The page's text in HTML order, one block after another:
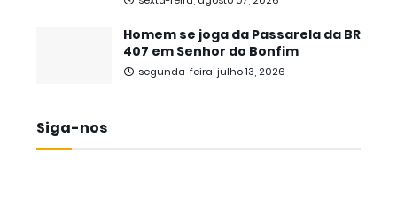
Homem se joga da Passarela da BR
407 em Senhor do Bonfim
segunda-feira, julho 13, 2026
Siga-nos